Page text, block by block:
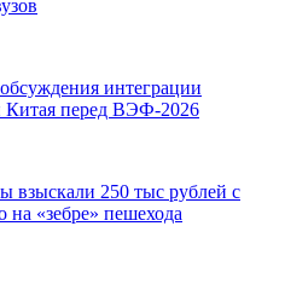
интеграции
Китая перед ВЭФ-2026
взыскали 250 тыс рублей с
на «зебре» пешехода